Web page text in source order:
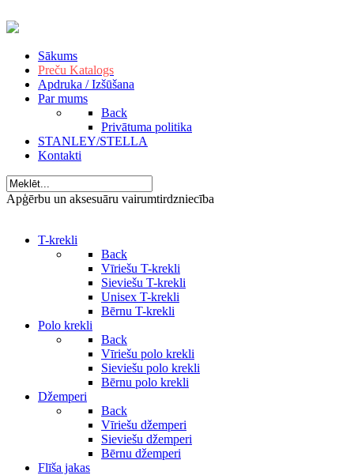
Sākums
Preču Katalogs
Apdruka / Izšūšana
Par mums
Back
Privātuma politika
STANLEY/STELLA
Kontakti
Apģērbu un aksesuāru vairumtirdzniecība
T-krekli
Back
Vīriešu T-krekli
Sieviešu T-krekli
Unisex T-krekli
Bērnu T-krekli
Polo krekli
Back
Vīriešu polo krekli
Sieviešu polo krekli
Bērnu polo krekli
Džemperi
Back
Vīriešu džemperi
Sieviešu džemperi
Bērnu džemperi
Flīša jakas